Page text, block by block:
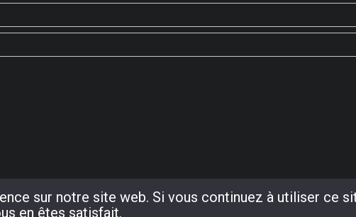
sur notre site web. Si vous continuez à utiliser ce
en êtes satisfait.